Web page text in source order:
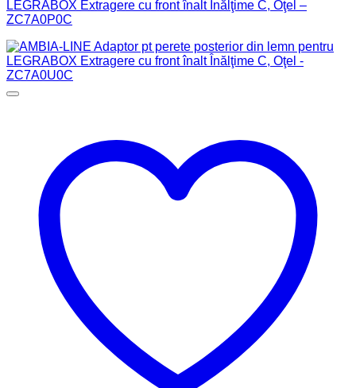
LEGRABOX Extragere cu front înalt Înălţime C, Oţel –
ZC7A0P0C